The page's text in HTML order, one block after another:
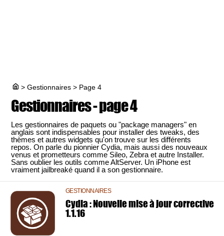
> Gestionnaires> Page 4
Gestionnaires - page 4
Les gestionnaires de paquets ou "package managers" en
anglais sont indispensables pour installer des tweaks, des
thèmes et autres widgets qu'on trouve sur les différents
repos. On parle du pionnier Cydia, mais aussi des nouveaux
venus et prometteurs comme Sileo, Zebra et autre Installer.
Sans oublier les outils comme AltServer. Un iPhone est
vraiment jailbreaké quand il a son gestionnaire.
GESTIONNAIRES
Cydia : Nouvelle mise à jour corrective
1.1.16